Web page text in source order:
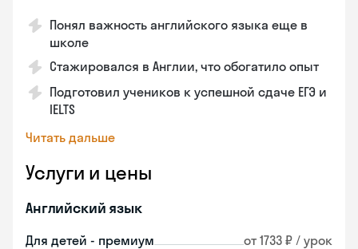
Понял важность английского языка еще в
школе
Стажировался в Англии, что обогатило опыт
Подготовил учеников к успешной сдаче ЕГЭ и
IELTS
Читать дальше
Услуги и цены
Английский язык
Для детей - премиум от 1733 ₽ / урок